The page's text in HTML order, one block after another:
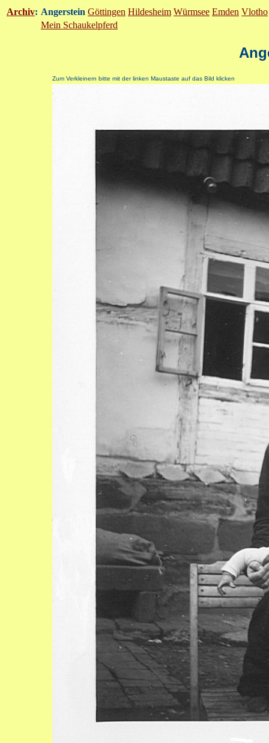
Archiv: Angerstein Göttingen Hildesheim Würmsee Emden Vlotho
Mein Schaukelpferd
Zum Verkleinern bitte mit der linken Maustaste auf das Bild klicken